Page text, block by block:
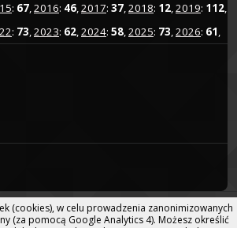
: 67,2016: 46,2017: 37,2018: 12,2019: 112,
: 73,2023: 62,2024: 58,2025: 73,2026: 61,
Designed by Kjpargeter | Blog ma
(cookies), w celu prowadzenia zanonimizowanych
(za pomocą Google Analytics 4). Możesz określić